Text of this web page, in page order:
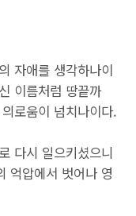
자애를 생각하나이
이름처럼 땅끝까
로움이 넘치나이다.
다시 일으키셨으니
억압에서 벗어나 영